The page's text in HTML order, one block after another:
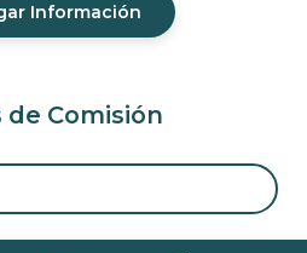
Información
de Comisión